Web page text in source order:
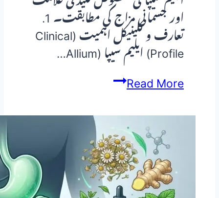
اور جسمانی مزاج کی مطابقت۔ 1.
تعارف و کلینیکل اہمیت (Clinical
Profile) ایلیم سیپا (Allium…
Read Moreایلیم
(Allium
Cepa)
—
ہومیوپیتھک
دوا